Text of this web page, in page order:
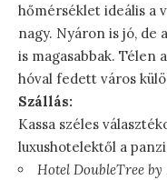
hőmérséklet ideális a
nagy. Nyáron is jó, de
is magasabbak. Télen
hóval fedett város
Szállás:
Kassa széles
luxushotelektől a
Hotel DoubleTree